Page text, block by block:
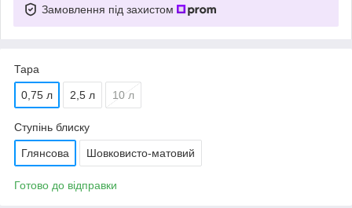
Замовлення під захистом
Тара
0,75 л 2,5 л 10 л
Ступінь блиску
Глянсова Шовковисто-матовий
Готово до відправки